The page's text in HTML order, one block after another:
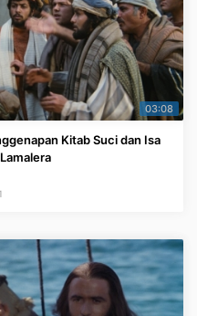
03:08
Kitab Suci dan Isa